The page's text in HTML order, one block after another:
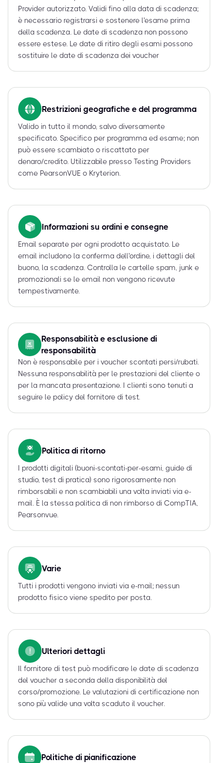
Provider autorizzato. Validi fino alla data di scadenza;
è necessario registrarsi e sostenere l'esame prima
della scadenza. Le date di scadenza non possono
essere estese. Le date di ritiro degli esami possono
sostituire le date di scadenza dei voucher
Restrizioni geografiche e del programma
Valido in tutto il mondo, salvo diversamente
specificato. Specifico per programma ed esame; non
può essere scambiato o riscattato per
denaro/credito. Utilizzabile presso Testing Providers
come PearsonVUE o Kryterion.
Informazioni su ordini e consegne
Email separate per ogni prodotto acquistato. Le
email includono la conferma dell'ordine, i dettagli del
buono, la scadenza. Controlla le cartelle spam, junk e
promozionali se le email non vengono ricevute
tempestivamente.
Responsabilità e esclusione di
responsabilità
Non è responsabile per i voucher scontati persi/rubati.
Nessuna responsabilità per le prestazioni del cliente o
per la mancata presentazione. I clienti sono tenuti a
seguire le policy del fornitore di test.
Politica di ritorno
I prodotti digitali (buoni-scontati-per-esami, guide di
studio, test di pratica) sono rigorosamente non
rimborsabili e non scambiabili una volta inviati via e-
mail. È la stessa politica di non rimborso di CompTIA,
Pearsonvue.
Varie
Tutti i prodotti vengono inviati via e-mail; nessun
prodotto fisico viene spedito per posta.
Ulteriori dettagli
Il fornitore di test può modificare le date di scadenza
del voucher a seconda della disponibilità del
corso/promozione. Le valutazioni di certificazione non
sono più valide una volta scaduto il voucher.
Politiche di pianificazione